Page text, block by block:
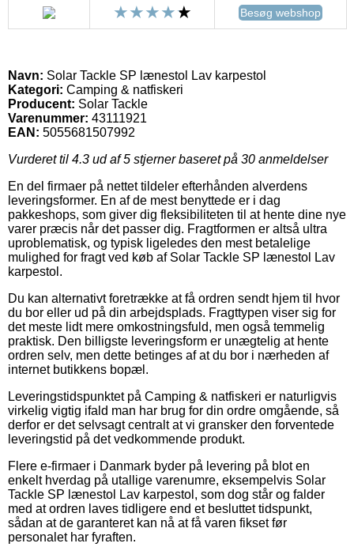
Besøg webshop
Navn: Solar Tackle SP lænestol Lav karpestol
Kategori: Camping & natfiskeri
Producent: Solar Tackle
Varenummer: 43111921
EAN: 5055681507992
Vurderet til 4.3 ud af 5 stjerner baseret på 30 anmeldelser
En del firmaer på nettet tildeler efterhånden alverdens
leveringsformer. En af de mest benyttede er i dag
pakkeshops, som giver dig fleksibiliteten til at hente dine nye
varer præcis når det passer dig. Fragtformen er altså ultra
uproblematisk, og typisk ligeledes den mest betalelige
mulighed for fragt ved køb af Solar Tackle SP lænestol Lav
karpestol.
Du kan alternativt foretrække at få ordren sendt hjem til hvor
du bor eller ud på din arbejdsplads. Fragttypen viser sig for
det meste lidt mere omkostningsfuld, men også temmelig
praktisk. Den billigste leveringsform er unægtelig at hente
ordren selv, men dette betinges af at du bor i nærheden af
internet butikkens bopæl.
Leveringstidspunktet på Camping & natfiskeri er naturligvis
virkelig vigtig ifald man har brug for din ordre omgående, så
derfor er det selvsagt centralt at vi gransker den forventede
leveringstid på det vedkommende produkt.
Flere e-firmaer i Danmark byder på levering på blot en
enkelt hverdag på utallige varenumre, eksempelvis Solar
Tackle SP lænestol Lav karpestol, som dog står og falder
med at ordren laves tidligere end et besluttet tidspunkt,
sådan at de garanteret kan nå at få varen fikset før
personalet har fyraften.